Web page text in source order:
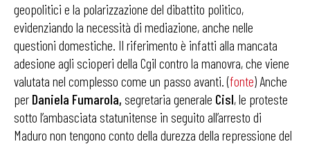
geopolitici e la polarizzazione del dibattito politico,
evidenziando la necessità di mediazione, anche nelle
questioni domestiche. Il riferimento è infatti alla mancata
adesione agli scioperi della Cgil contro la manovra, che viene
valutata nel complesso come un passo avanti. (fonte) Anche
per Daniela Fumarola, segretaria generale Cisl, le proteste
sotto l’ambasciata statunitense in seguito all’arresto di
Maduro non tengono conto della durezza della repressione del